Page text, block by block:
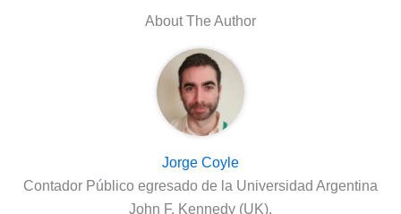
About The Author
Jorge Coyle
Contador Público egresado de la Universidad Argentina
John F. Kennedy (UK).